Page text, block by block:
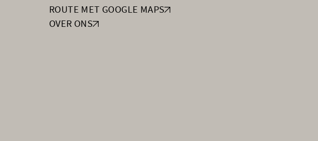
ROUTE MET GOOGLE MAPS
OVER ONS